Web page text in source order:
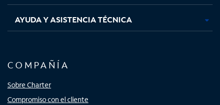
AYUDA Y ASISTENCIA TÉCNICA
COMPAÑÍA
Sobre Charter
Compromiso con el cliente